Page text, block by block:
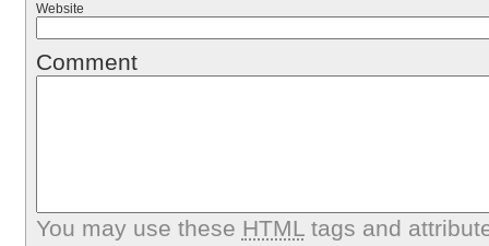
Website
Comment
You may use these HTMLtags and